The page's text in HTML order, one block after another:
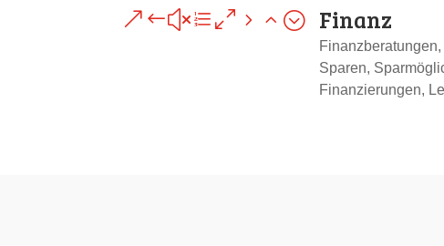
&#xe052; Finanz
Sparen,
Finanzierungen,